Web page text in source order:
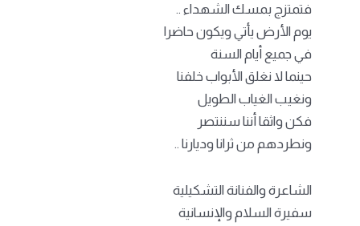
فتمتزج بمسك الشهداء ..
يوم الأرض يأتي ويكون حاضرا
في جميع أيام السنة
حينما لا نغلق الأبواب خلفنا
ونغيب الغياب الطويل
فكن واثقا أننا سننتصر
ونطردهم من ثرانا وديارنا ..
الشاعرة والفنانة التشكيلية
سفيرة السلام والإنسانية